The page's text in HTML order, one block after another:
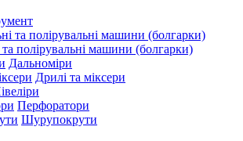
полірувальні машини (болгарки)
Дальноміри
Дрилі та міксери
Перфоратори
Шурупокрути